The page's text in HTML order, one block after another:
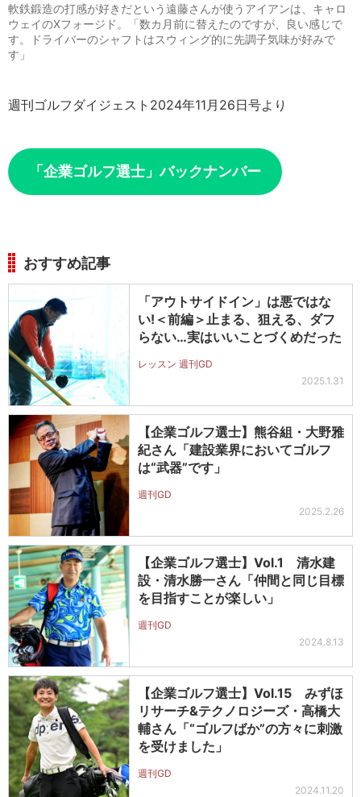
軟鉄鍛造の打感が好きだという遠藤さんが使うアイアンは、キャロ
ウェイのXフォージド。「数カ月前に替えたのですが、良い感じで
す。ドライバーのシャフトはスウィング的に先調子気味が好みで
す」
週刊ゴルフダイジェスト2024年11月26日号より
「企業ゴルフ選士」バックナンバー
おすすめ記事
「アウトサイドイン」は悪ではな
い!＜前編＞止まる、狙える、ダフ
らない…実はいいことづくめだった
レッスン 週刊GD
2025.1.31
【企業ゴルフ選士】熊谷組・大野雅
紀さん「建設業界においてゴルフ
は“武器”です」
週刊GD
2025.2.26
【企業ゴルフ選士】Vol.1 清水建
設・清水勝一さん「仲間と同じ目標
を目指すことが楽しい」
週刊GD
2024.8.13
【企業ゴルフ選士】Vol.15 みずほ
リサーチ&テクノロジーズ・高橋大
輔さん「“ゴルフばか”の方々に刺激
を受けました」
週刊GD
2024.11.20